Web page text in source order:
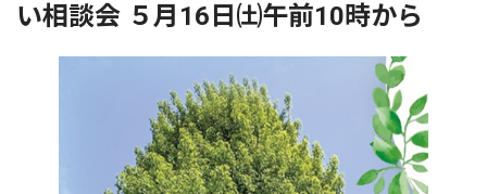
い相談会 ５月16日㈯午前10時から